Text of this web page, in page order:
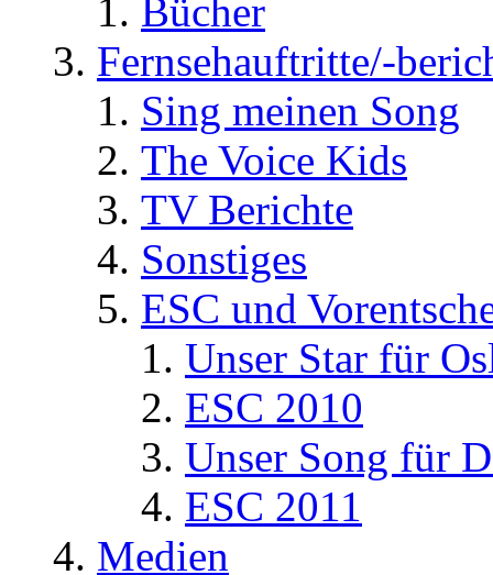
Bücher
Fernsehauftritte/-
Sing meinen Song
The Voice Kids
TV Berichte
Sonstiges
ESC und
Unser Star für
ESC 2010
Unser Song für
ESC 2011
Medien